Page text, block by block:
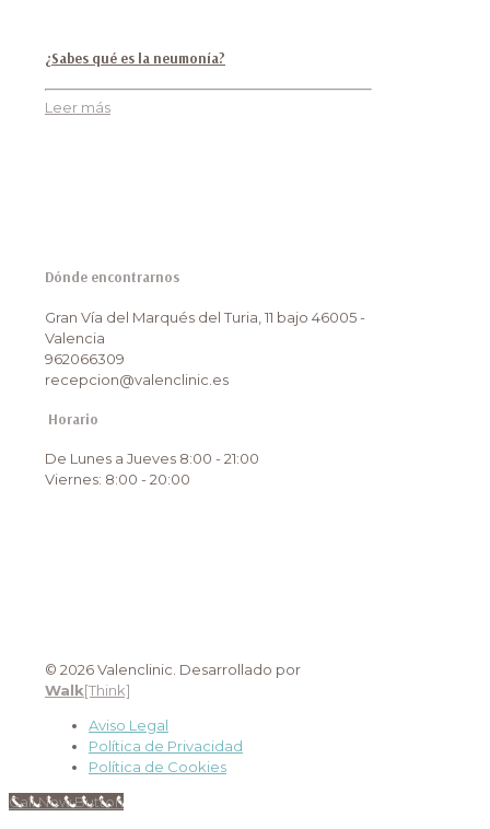
¿Sabes qué es la neumonía?
Leer más
Dónde encontrarnos
Gran Vía del Marqués del Turia, 11 bajo 46005 -
Valencia
962066309
recepcion@valenclinic.es
Horario
De Lunes a Jueves 8:00 - 21:00
Viernes: 8:00 - 20:00
© 2026 Valenclinic. Desarrollado por
Walk[Think]
Aviso Legal
Política de Privacidad
Política de Cookies
Call Now Button